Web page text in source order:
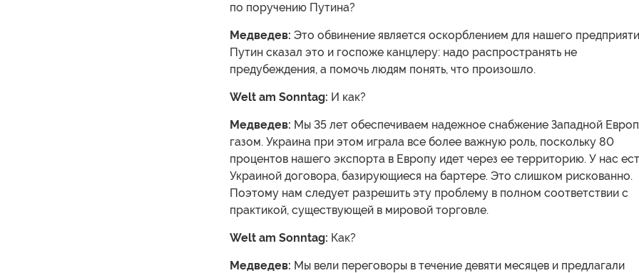
по поручению Путина?
Медведев: Это обвинение является оскорблением для нашего
Путин сказал это и госпоже канцлеру: надо распространять не
предубеждения, а помочь людям понять, что произошло.
Welt am Sonntag: И как?
Медведев: Мы 35 лет обеспечиваем надежное снабжение Западной
газом. Украина при этом играла все более важную роль, поскольку 80
процентов нашего экспорта в Европу идет через ее территорию. У нас
Украиной договора, базирующиеся на бартере. Это слишком рискованно.
Поэтому нам следует разрешить эту проблему в полном соответствии с
практикой, существующей в мировой торговле.
Welt am Sonntag: Как?
Медведев: Мы вели переговоры в течение девяти месяцев и предлагали